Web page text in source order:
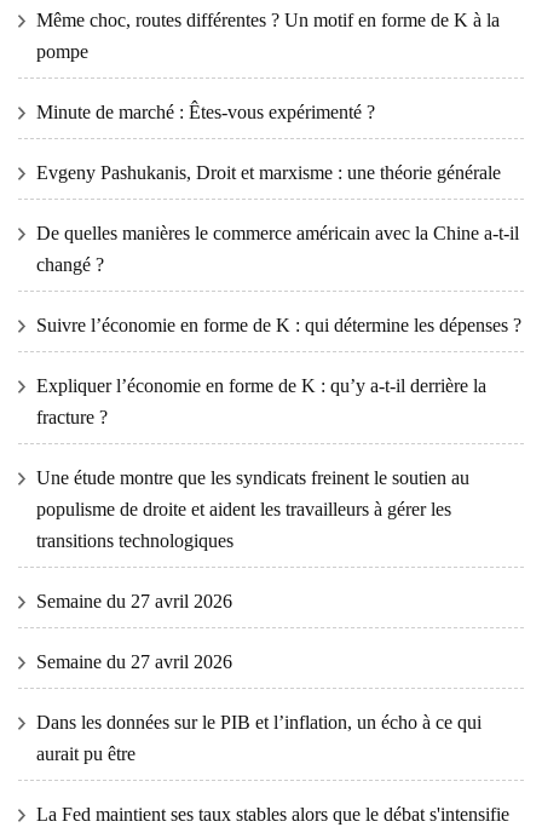
Même choc, routes différentes ? Un motif en forme de K à la
pompe
Minute de marché : Êtes-vous expérimenté ?
Evgeny Pashukanis, Droit et marxisme : une théorie générale
De quelles manières le commerce américain avec la Chine a-t-il
changé ?
Suivre l’économie en forme de K : qui détermine les dépenses ?
Expliquer l’économie en forme de K : qu’y a-t-il derrière la
fracture ?
Une étude montre que les syndicats freinent le soutien au
populisme de droite et aident les travailleurs à gérer les
transitions technologiques
Semaine du 27 avril 2026
Semaine du 27 avril 2026
Dans les données sur le PIB et l’inflation, un écho à ce qui
aurait pu être
La Fed maintient ses taux stables alors que le débat s'intensifie